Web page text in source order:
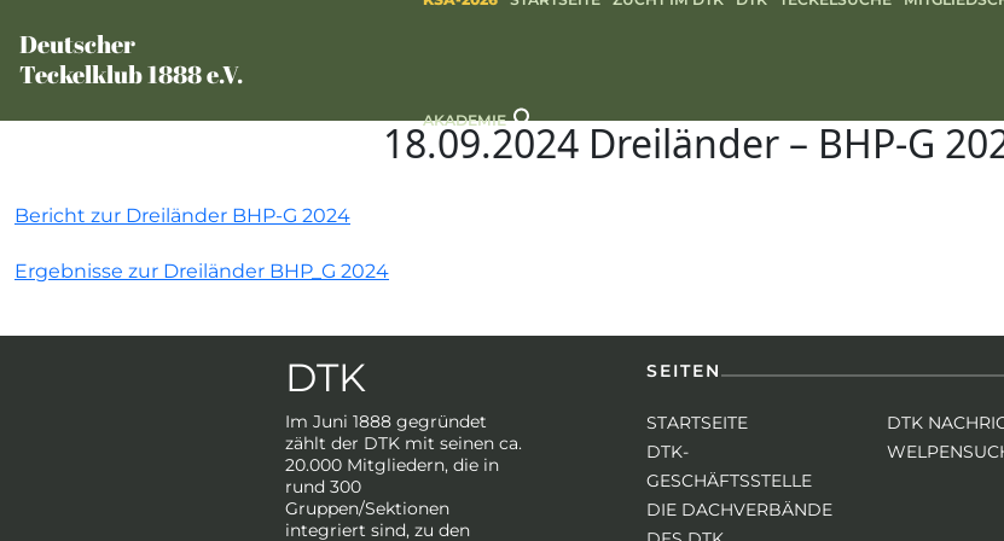
Deutscher
Teckelklub 1888 e.V.
AKADEMIE
18.09.2024 Dreiländer – BHP-G
Bericht zur Dreiländer BHP-G 2024
Ergebnisse zur Dreiländer BHP_G 2024
DTK
Im Juni 1888 gegründet
zählt der DTK mit seinen ca.
20.000 Mitgliedern, die in
rund 300
Gruppen/Sektionen
integriert sind, zu den
SEITEN
STARTSEITE
DTK-
GESCHÄFTSSTELLE
DIE DACHVERBÄNDE
DTK